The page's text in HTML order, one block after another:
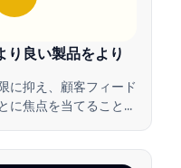
り良い製品をより
に抑え、顧客フィード
に焦点を当てること